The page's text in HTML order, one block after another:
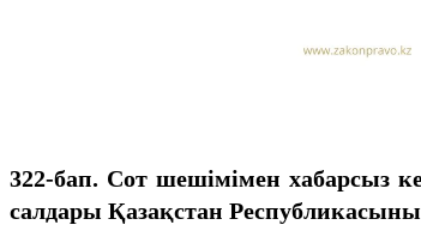
322-бап. Сот шешімімен хабарсыз
салдары Қазақстан